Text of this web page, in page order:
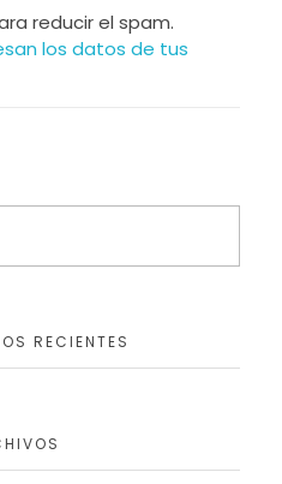
reducir el spam.
los datos de tus
RECIENTES